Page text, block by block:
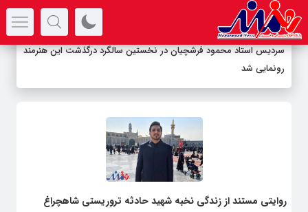
سردیس استاد محمود فرشچیان در نخستین سالگرد درگذشت این هنرمند
رونمایی شد
روایتی مستند از زندگی نخبه شهید حادثه تروریستی شاهچراغ